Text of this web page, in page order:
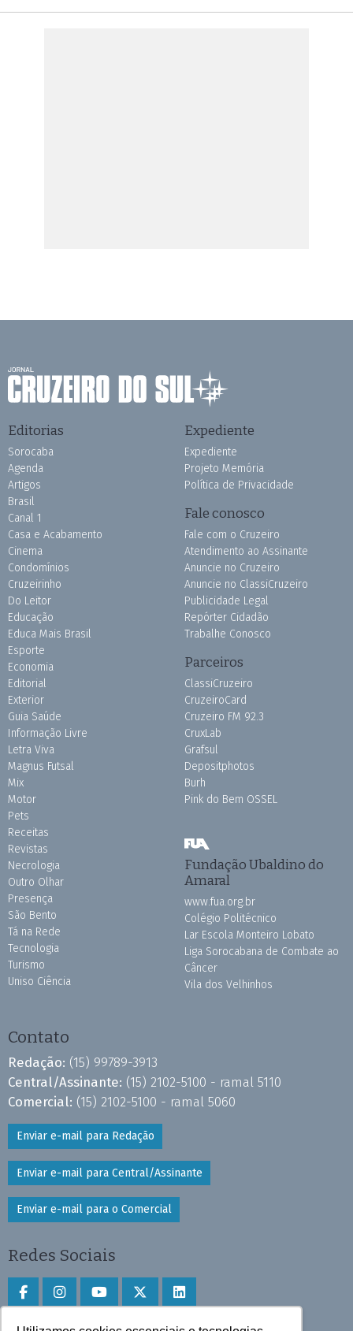
Editorias
Sorocaba
Agenda
Artigos
Brasil
Canal 1
Casa e Acabamento
Cinema
Condomínios
Cruzeirinho
Do Leitor
Educação
Educa Mais Brasil
Esporte
Economia
Editorial
Exterior
Guia Saúde
Informação Livre
Letra Viva
Magnus Futsal
Mix
Motor
Pets
Receitas
Revistas
Necrologia
Outro Olhar
Presença
São Bento
Tá na Rede
Tecnologia
Turismo
Uniso Ciência
Expediente
Expediente
Projeto Memória
Política de Privacidade
Fale conosco
Fale com o Cruzeiro
Atendimento ao Assinante
Anuncie no Cruzeiro
Anuncie no ClassiCruzeiro
Publicidade Legal
Repórter Cidadão
Trabalhe Conosco
Parceiros
ClassiCruzeiro
CruzeiroCard
Cruzeiro FM 92.3
CruxLab
Grafsul
Depositphotos
Burh
Pink do Bem OSSEL
Fundação Ubaldino do
Amaral
www.fua.org.br
Colégio Politécnico
Lar Escola Monteiro Lobato
Liga Sorocabana de Combate ao
Câncer
Vila dos Velhinhos
Contato
Redação: (15) 99789-3913
Central/Assinante: (15) 2102-5100 - ramal 5110
Comercial: (15) 2102-5100 - ramal 5060
Enviar e-mail para Redação
Enviar e-mail para Central/Assinante
Enviar e-mail para o Comercial
Redes Sociais